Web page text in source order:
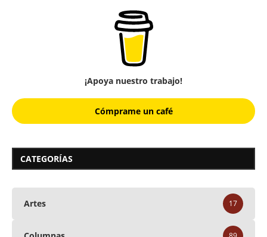
¡Apoya nuestro trabajo!
Cómprame un café
CATEGORÍAS
Artes 17